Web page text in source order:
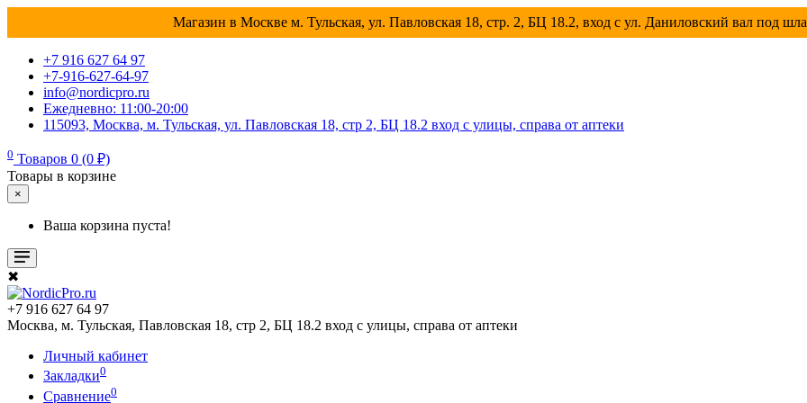
Магазин в Москве м. Тульская, ул. Павловская 18, стр. 2, БЦ 18.2, вход с ул. Даниловский вал под
+7 916 627 64 97
+7-916-627-64-97
info@nordicpro.ru
Ежедневно: 11:00-20:00
115093, Москва, м. Тульская, ул. Павловская 18, стр 2, БЦ 18.2 вход с улицы, справа от аптеки
0 Товаров 0 (0 ₽)
Товары в корзине
×
Ваша корзина пуста!
✖
+7 916 627 64 97
Москва, м. Тульская, Павловская 18, стр 2, БЦ 18.2 вход с улицы, справа от аптеки
Личный кабинет
Закладки0
Сравнение0